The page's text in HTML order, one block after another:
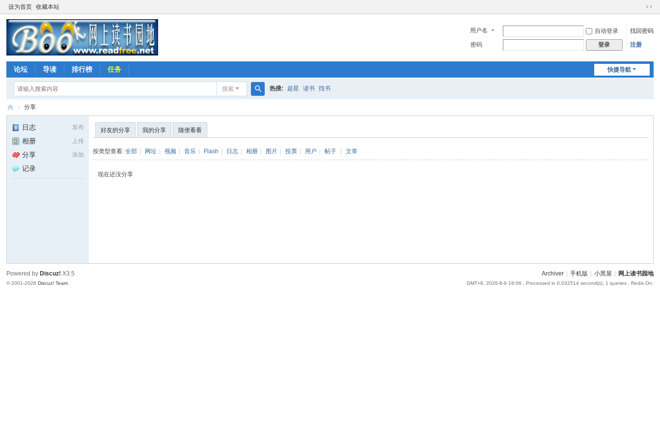
设为首页 收藏本站
切
到
用户名 自动登录
找回密码
密码
登录 注册
快捷导航
论坛 导读 排行榜 任务
搜索
索
热搜: 超星 读书 找书
园
› 分享
发布
日志
上传
相册
添加
分享
记录
好友的分享 我的分享 随便看看
按类型查看:全部 网址 视频 音乐 Flash 日志 相册 图片 投票 用户 帖子 文章
现在还没分享
Archiver 手机版 小黑屋 网上读书园地
GMT+8, 2026-8-9 18:06 , Processed in 0.032514 second(s), 1 queries , Redis On.
Powered by Discuz! X3.5
© 2001-2026Discuz! Team